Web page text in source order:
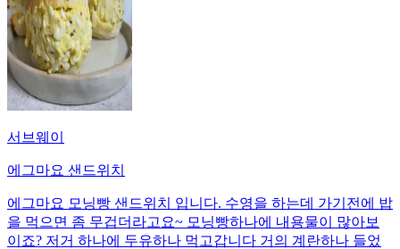
서브웨이
에그마요 샌드위치
에그마요 모닝빵 샌드위치 입니다. 수영을 하는데 가기전에 밥
을 먹으면 좀 무겁더라고요~ 모닝빵하나에 내용물이 많아보
이죠? 저거 하나에 두유하나 먹고갑니다 거의 계란하나 들었